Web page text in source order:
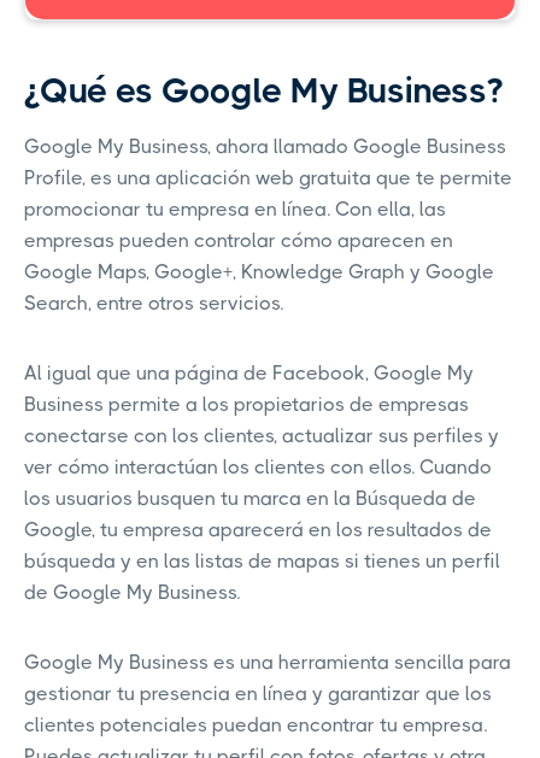
¿Qué es Google My Business?
Google My Business, ahora llamado Google Business
Profile, es una aplicación web gratuita que te permite
promocionar tu empresa en línea. Con ella, las
empresas pueden controlar cómo aparecen en
Google Maps, Google+, Knowledge Graph y Google
Search, entre otros servicios.
Al igual que una página de Facebook, Google My
Business permite a los propietarios de empresas
conectarse con los clientes, actualizar sus perfiles y
ver cómo interactúan los clientes con ellos. Cuando
los usuarios busquen tu marca en la Búsqueda de
Google, tu empresa aparecerá en los resultados de
búsqueda y en las listas de mapas si tienes un perfil
de Google My Business.
Google My Business es una herramienta sencilla para
gestionar tu presencia en línea y garantizar que los
clientes potenciales puedan encontrar tu empresa.